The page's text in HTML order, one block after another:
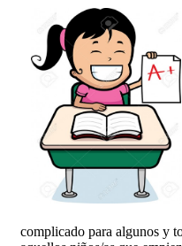
complicado para algunos y